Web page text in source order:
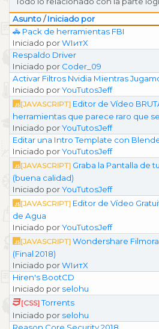
Asunto/Iniciado por
🚓 Pack de herramientas FBI
Iniciado porWIитX
Respaldo Driver
Iniciado por Coder_09
Activar Filtros Nvidia Mientras
Iniciado porYouTutosJeff
[JAVASCRIPT] Editor de Vídeo
herramientas que parece raro que
Iniciado porYouTutosJeff
Editar una Intro Template con
Iniciado porYouTutosJeff
[JAVASCRIPT] Graba la Pantalla de
(buena calidad)
Iniciado porYouTutosJeff
[JAVASCRIPT] Editor de Vídeo
de Agua
Iniciado porYouTutosJeff
[JAVASCRIPT] Wondershare Filmora
(Final 2018)
Iniciado porWIитX
Hiren's BootCD
Iniciado por selohu
[CSS] Torrents
Iniciado por selohu